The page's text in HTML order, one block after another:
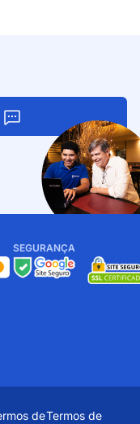
SEGURANÇA
deTermos de